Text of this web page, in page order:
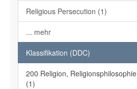
Religious Persecution (1)
... mehr
Klassifikation (DDC)
200 Religion, Religionsphilosophie
(1)